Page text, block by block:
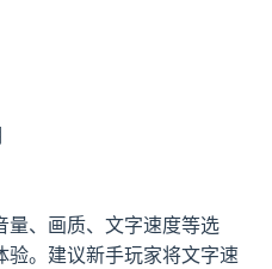
量、画质、文字速度等选
。建议新手玩家将文字速